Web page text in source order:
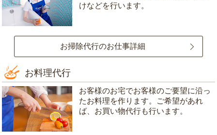
けなどを行います。
お掃除代行のお仕事詳細
お料理代行
お客様のお宅でお客様のご要望に沿っ
たお料理を作ります。ご希望があれ
ば、お買い物代行も行います。